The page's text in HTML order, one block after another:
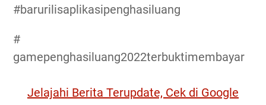
#barurilisaplikasipenghasiluang
#
gamepenghasiluang2022terbuktimembayar
Jelajahi Berita Terupdate, Cek di Google